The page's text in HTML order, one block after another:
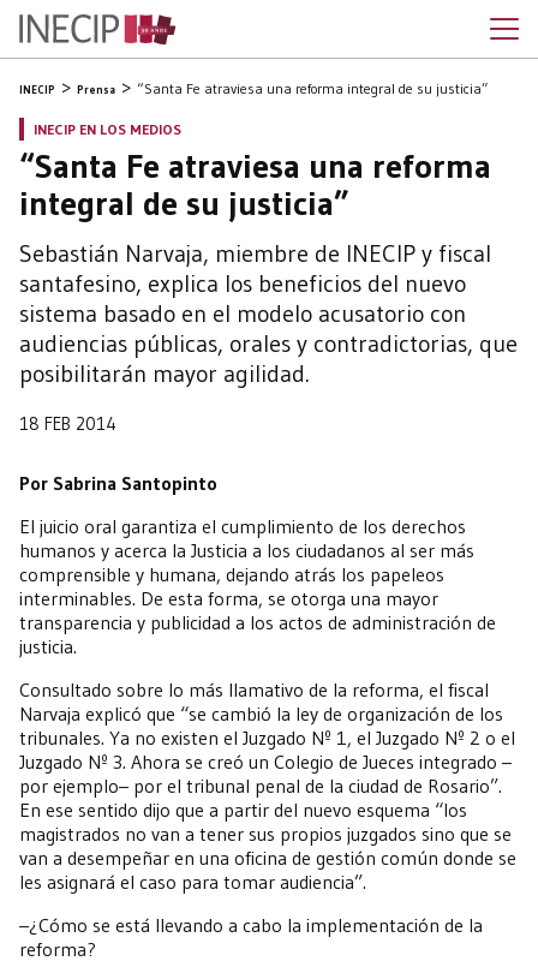
INECIP Prensa “Santa Fe atraviesa una reforma integral de su justicia”
INECIP EN LOS MEDIOS
“Santa Fe atraviesa una reforma
integral de su justicia”
Sebastián Narvaja, miembre de INECIP y fiscal
santafesino, explica los beneficios del nuevo
sistema basado en el modelo acusatorio con
audiencias públicas, orales y contradictorias, que
posibilitarán mayor agilidad.
18 FEB 2014
Por Sabrina Santopinto
El juicio oral garantiza el cumplimiento de los derechos
humanos y acerca la Justicia a los ciudadanos al ser más
comprensible y humana, dejando atrás los papeleos
interminables. De esta forma, se otorga una mayor
transparencia y publicidad a los actos de administración de
justicia.
Consultado sobre lo más llamativo de la reforma, el fiscal
Narvaja explicó que “se cambió la ley de organización de los
tribunales. Ya no existen el Juzgado Nº 1, el Juzgado Nº 2 o el
Juzgado Nº 3. Ahora se creó un Colegio de Jueces integrado –
por ejemplo– por el tribunal penal de la ciudad de Rosario”.
En ese sentido dijo que a partir del nuevo esquema “los
magistrados no van a tener sus propios juzgados sino que se
van a desempeñar en una oficina de gestión común donde se
les asignará el caso para tomar audiencia”.
–¿Cómo se está llevando a cabo la implementación de la
reforma?